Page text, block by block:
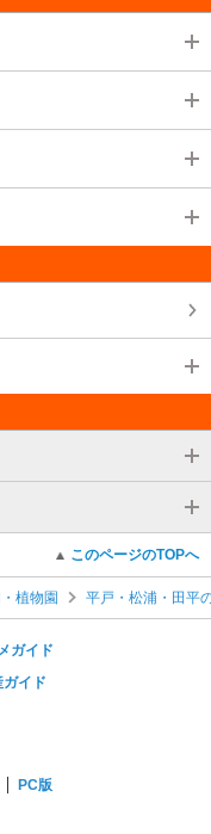
このページのTOPへ
植物園 平戸・松浦・田平
ガイド
ガイド
PC版